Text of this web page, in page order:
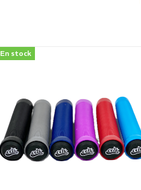
En stock